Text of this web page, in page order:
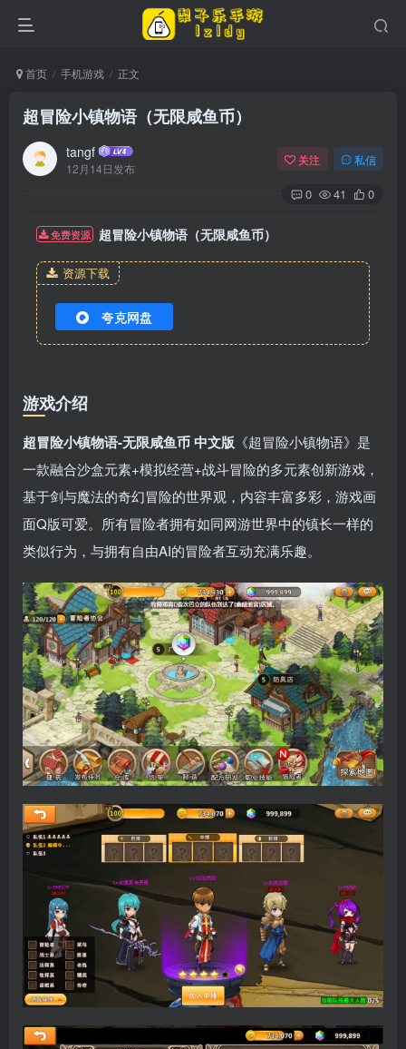
首页 手机游戏 正文
超冒险小镇物语（无限咸鱼币）
tangf
12月14日发布
关注 私信
0 41 0
免费资源 超冒险小镇物语（无限咸鱼币）
资源下载
夸克网盘
游戏介绍
超冒险小镇物语-无限咸鱼币 中文版 《超冒险小镇物语》是
一款融合沙盒元素+模拟经营+战斗冒险的多元素创新游戏，
基于剑与魔法的奇幻冒险的世界观，内容丰富多彩，游戏画
面Q版可爱。所有冒险者拥有如同网游世界中的镇长一样的
类似行为，与拥有自由AI的冒险者互动充满乐趣。